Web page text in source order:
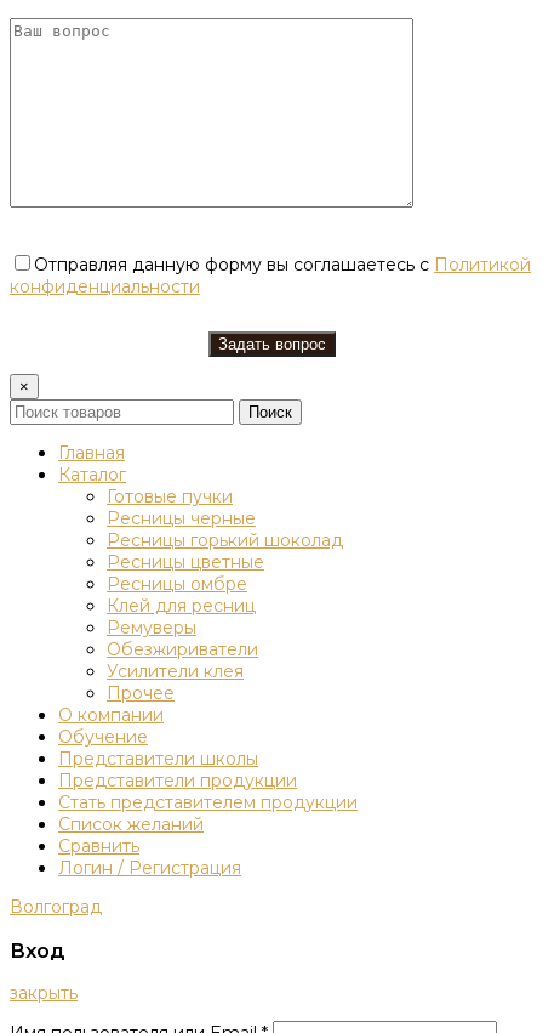
Отправляя данную форму вы соглашаетесь с Политикой
конфиденциальности
×
Поиск
Главная
Каталог
Готовые пучки
Ресницы черные
Ресницы горький шоколад
Ресницы цветные
Ресницы омбре
Клей для ресниц
Ремуверы
Обезжириватели
Усилители клея
Прочее
О компании
Обучение
Представители школы
Представители продукции
Стать представителем продукции
Список желаний
Сравнить
Логин / Регистрация
Волгоград
Вход
закрыть